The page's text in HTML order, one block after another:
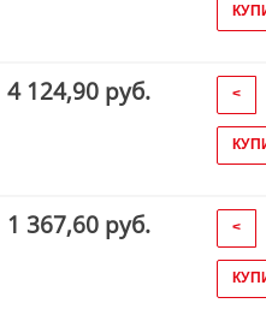
4 124,90 руб. <
1 367,60 руб. <